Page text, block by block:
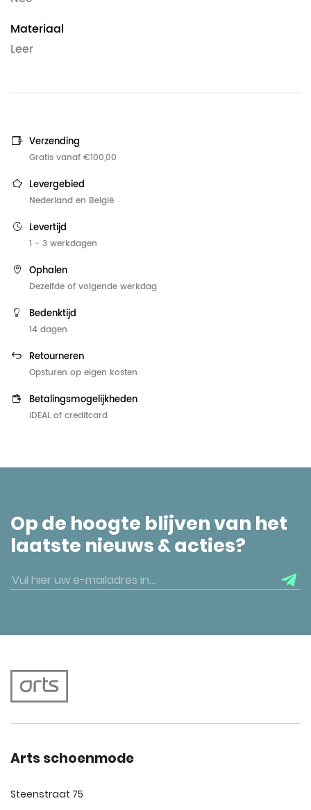
Materiaal
Leer
Verzending
Gratis vanaf €100,00
Levergebied
Nederland en België
Levertijd
1 - 3 werkdagen
Ophalen
Dezelfde of volgende werkdag
Bedenktijd
14 dagen
Retourneren
Opsturen op eigen kosten
Betalingsmogelijkheden
iDEAL of creditcard
Op de hoogte blijven van het
laatste nieuws & acties?
Arts schoenmode
Steenstraat 75